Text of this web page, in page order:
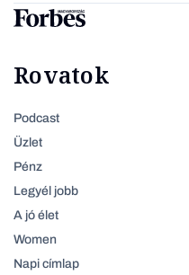
Rovatok
Podcast
Üzlet
Pénz
Legyél jobb
A jó élet
Women
Napi címlap